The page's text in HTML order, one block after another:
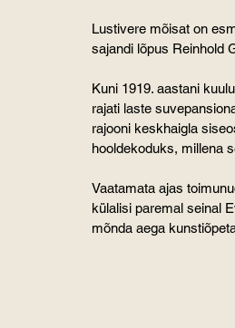
Lustivere mõisat on
sajandi lõpus Reinhold
Kuni 1919. aastani
rajati laste
rajooni keskhaigla
hooldekoduks, millena
Vaatamata ajas
külalisi paremal seinal
mõnda aega